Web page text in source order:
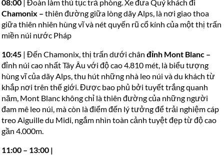
08:00 | Đoàn làm thủ tục trả phòng. Xe đưa Quý khách đi
Chamonix – thiên đường giữa lòng dãy Alps, là nơi giao thoa
giữa thiên nhiên hùng vĩ và nét quyến rũ cổ kính của một thị trấn
miền núi nước Pháp
10:45 | Đến Chamonix, thị trấn dưới chân đỉnh Mont Blanc –
đỉnh núi cao nhất Tây Âu với độ cao 4.810 mét, là biểu tượng
hùng vĩ của dãy Alps, thu hút những nhà leo núi và du khách từ
khắp nơi trên thế giới. Được bao phủ bởi tuyết trắng quanh
năm, Mont Blanc không chỉ là thiên đường của những người
đam mê leo núi, mà còn là điểm đến lý tưởng để trải nghiệm cáp
treo Aiguille du Midi, ngắm nhìn toàn cảnh tuyệt đẹp từ độ cao
gần 4.000m.
11:00 – 13:00 |